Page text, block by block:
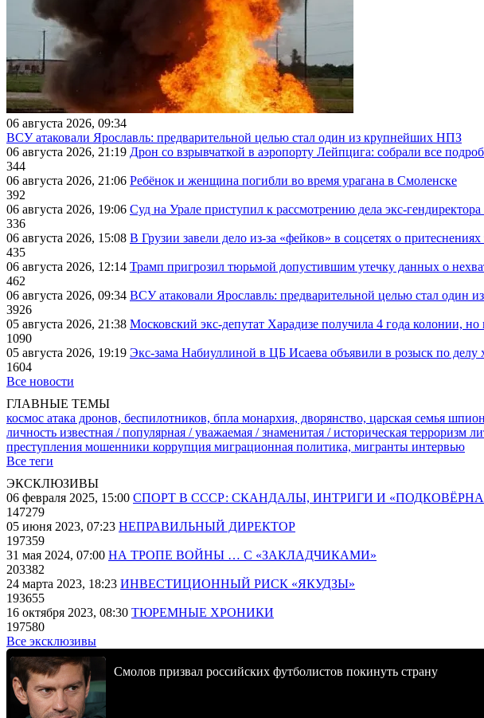
06 августа 2026, 09:34
ВСУ атаковали Ярославль: предварительной целью стал один из крупнейших НПЗ
06 августа 2026, 21:19 Дрон со взрывчаткой в аэропорту Лейпцига: собрали все
344
06 августа 2026, 21:06 Ребёнок и женщина погибли во время урагана в Смоленске
392
06 августа 2026, 19:06 Суд на Урале приступил к рассмотрению дела экс-
336
06 августа 2026, 15:08 В Грузии завели дело из-за «фейков» в соцсетях о
435
06 августа 2026, 12:14 Трамп пригрозил тюрьмой допустившим утечку данных о
462
06 августа 2026, 09:34 ВСУ атаковали Ярославль: предварительной целью стал один
3926
05 августа 2026, 21:38 Московский экс-депутат Харадизе получила 4 года колонии,
1090
05 августа 2026, 19:19 Экс-зама Набиуллиной в ЦБ Исаева объявили в розыск по делу
1604
Все новости
ГЛАВНЫЕ ТЕМЫ
космос атака дронов, беспилотников, бпла монархия, дворянство, царская семья
личность известная / популярная / уважаемая / знаменитая / историческая терроризм
преступления мошенники коррупция миграционная политика, мигранты интервью
Все теги
ЭКСКЛЮЗИВЫ
06 февраля 2025, 15:00 СПОРТ В СССР: СКАНДАЛЫ, ИНТРИГИ И
147279
05 июня 2023, 07:23 НЕПРАВИЛЬНЫЙ ДИРЕКТОР
197359
31 мая 2024, 07:00 НА ТРОПЕ ВОЙНЫ … С «ЗАКЛАДЧИКАМИ»
203382
24 марта 2023, 18:23 ИНВЕСТИЦИОННЫЙ РИСК «ЯКУДЗЫ»
193655
16 октября 2023, 08:30 ТЮРЕМНЫЕ ХРОНИКИ
197580
Все эксклюзивы
Смолов призвал российских футболистов покинуть страну